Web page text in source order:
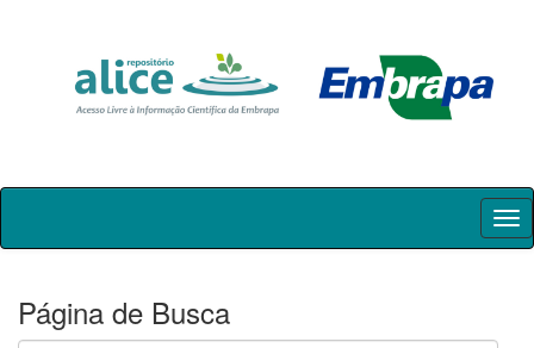
Skip
Página de Busca